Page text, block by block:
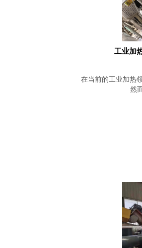
工业加
在当前的工业加热
然